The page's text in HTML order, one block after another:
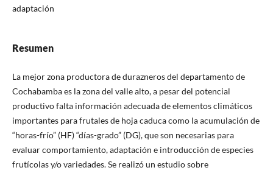
adaptación
Resumen
La mejor zona productora de durazneros del departamento de
Cochabamba es la zona del valle alto, a pesar del potencial
productivo falta información adecuada de elementos climáticos
importantes para frutales de hoja caduca como la acumulación de
“horas-frío” (HF) “días-grado” (DG), que son necesarias para
evaluar comportamiento, adaptación e introducción de especies
frutícolas y/o variedades. Se realizó un estudio sobre